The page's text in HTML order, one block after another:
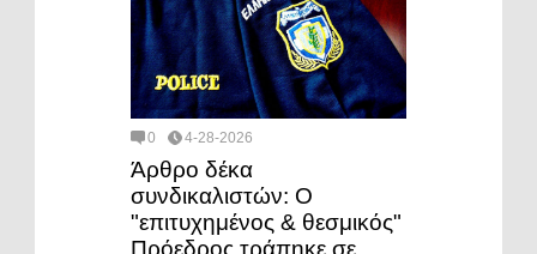
0 4-28-2026
Άρθρο δέκα
συνδικαλιστών: Ο
"επιτυχημένος & θεσμικός"
Πρόεδρος τράπηκε σε